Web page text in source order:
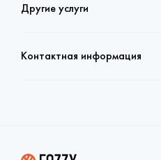
Другие услуги
Контактная информация